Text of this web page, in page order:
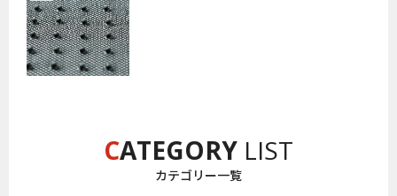
CATEGORY LIST
カテゴリー一覧